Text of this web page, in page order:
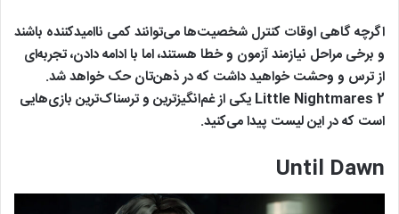
اگرچه گاهی اوقات کنترل‌ شخصیت‌ها می‌توانند کمی ناامیدکننده باشند
و برخی مراحل نیازمند آزمون و خطا هستند، اما با ادامه دادن، تجربه‌ای
از ترس و وحشت خواهید داشت که در ذهن‌تان حک خواهد شد.
Little Nightmares 2 یکی از غم‌انگیزترین و ترسناک‌ترین بازی‌هایی
است که در این لیست پیدا می‌کنید.
Until Dawn